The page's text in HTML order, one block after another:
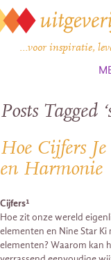
…voor inspiratie,
Posts Tagged
Hoe Cijfers
en Harmonie
Cijfers¹
Hoe zit onze wereld
elementen en Nine Star
elementen? Waarom kan